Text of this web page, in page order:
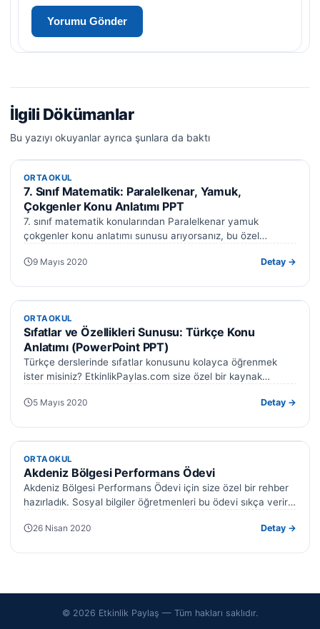
İlgili Dökümanlar
Bu yazıyı okuyanlar ayrıca şunlara da baktı
ORTAOKUL
ORTAOKUL
7. Sınıf Matematik: Paralelkenar, Yamuk,
Çokgenler Konu Anlatımı PPT
7. sınıf matematik konularından Paralelkenar yamuk
çokgenler konu anlatımı sunusu arıyorsanız, bu özel
9 Mayıs 2020 Detay →
ORTAOKUL
ORTAOKUL
Sıfatlar ve Özellikleri Sunusu: Türkçe Konu
Anlatımı (PowerPoint PPT)
Türkçe derslerinde sıfatlar konusunu kolayca öğrenmek
ister misiniz? EtkinlikPaylas.com size özel bir kaynak
5 Mayıs 2020 Detay →
ORTAOKUL
ORTAOKUL
Akdeniz Bölgesi Performans Ödevi
Akdeniz Bölgesi Performans Ödevi için size özel bir rehber
hazırladık. Sosyal bilgiler öğretmenleri bu ödevi sıkça verir.
26 Nisan 2020 Detay →
© 2026 Etkinlik Paylaş — Tüm hakları saklıdır.